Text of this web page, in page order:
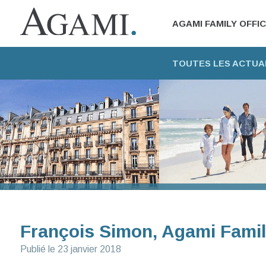
AGAMI FAMILY
TOUTES LES
François Simon, Agami
Publié le 23 janvier 2018